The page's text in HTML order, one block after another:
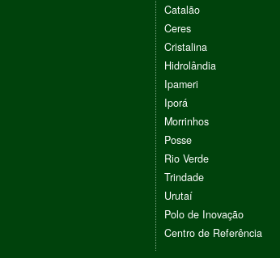
Catalão
Ceres
Cristalina
Hidrolândia
Ipameri
Iporá
Morrinhos
Posse
Rio Verde
Trindade
Urutaí
Polo de Inovação
Centro de Referência